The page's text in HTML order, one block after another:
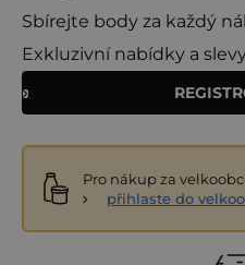
Sbírejte body za každý
Exkluzivní nabídky a
Pro nákup za
přihlaste do